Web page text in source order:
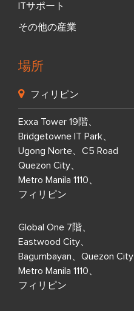
ITサポート
その他の産業
場所
フィリピン
Exxa Tower 19階、
Bridgetowne IT Park、
Ugong Norte、C5 Road
Quezon City、
Metro Manila 1110、
フィリピン
Global One 7階、
Eastwood City、
Bagumbayan、Quezon City
Metro Manila 1110、
フィリピン